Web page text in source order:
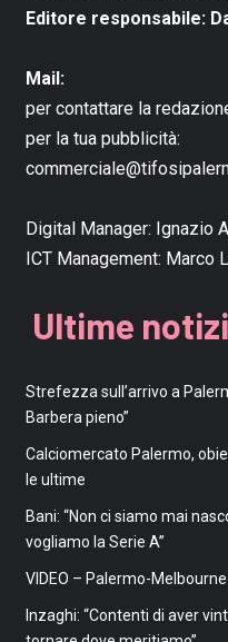
Editore responsabile:
Mail:
per contattare la
per la tua pubblicità:
Digital Manager: Ignazio
ICT Management: Marco
Ultime
Strefezza sull’arrivo a
Barbera pieno”
Calciomercato Palermo,
le ultime
Bani: “Non ci siamo mai
vogliamo la Serie A”
VIDEO – Palermo-
Inzaghi: “Contenti di aver